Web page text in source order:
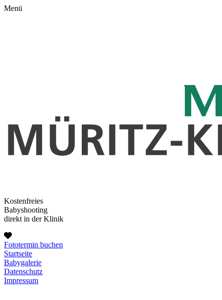
Menü
Kostenfreies
Babyshooting
direkt in der Klinik
Fototermin buchen
Startseite
Babygalerie
Datenschutz
Impressum